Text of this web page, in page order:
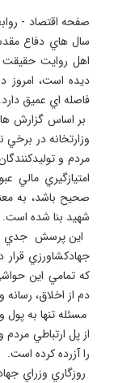
صفحه اقتصاد -
سال هاي دفاع
اهل روايت
ديده است، امروز
بر اساس گزارش
وزارتخانه در برخي
مردم و
امتيازگيري
صحيح باشد، به
اين پرسش جدي
جهادكشاورزي قرار
كه تمامي اين
مسئله تنها به
از پل ارتباطي
روزگاري وزراي